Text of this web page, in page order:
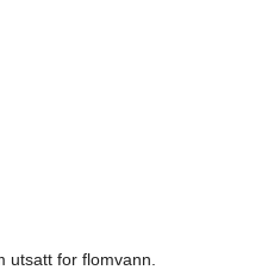
utsatt for flomvann.